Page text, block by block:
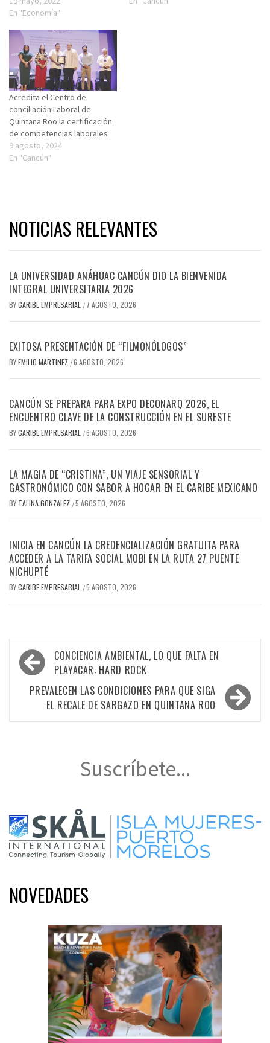
En "Economía"
Acredita el Centro de
conciliación Laboral de
Quintana Roo la certificación
de competencias laborales
9 agosto, 2024
En "Cancún"
NOTICIAS RELEVANTES
LA UNIVERSIDAD ANÁHUAC CANCÚN DIO LA BIENVENIDA
INTEGRAL UNIVERSITARIA 2026
BYCARIBE EMPRESARIAL / 7 AGOSTO, 2026
EXITOSA PRESENTACIÓN DE “FILMONÓLOGOS”
BYEMILIO MARTINEZ /6 AGOSTO, 2026
CANCÚN SE PREPARA PARA EXPO DECONARQ 2026, EL
ENCUENTRO CLAVE DE LA CONSTRUCCIÓN EN EL SURESTE
BYCARIBE EMPRESARIAL /6 AGOSTO, 2026
LA MAGIA DE “CRISTINA”, UN VIAJE SENSORIAL Y
GASTRONÓMICO CON SABOR A HOGAR EN EL CARIBE MEXICANO
BY TALINA GONZALEZ /5 AGOSTO, 2026
INICIA EN CANCÚN LA CREDENCIALIZACIÓN GRATUITA PARA
ACCEDER A LA TARIFA SOCIAL MOBI EN LA RUTA 27 PUENTE
NICHUPTÉ
BYCARIBE EMPRESARIAL /5 AGOSTO, 2026
Navegación
de
entradas
CONCIENCIA AMBIENTAL, LO QUE FALTA EN
PLAYACAR: HARD ROCK
PREVALECEN LAS CONDICIONES PARA QUE SIGA
EL RECALE DE SARGAZO EN QUINTANA ROO
Suscríbete...
NOVEDADES